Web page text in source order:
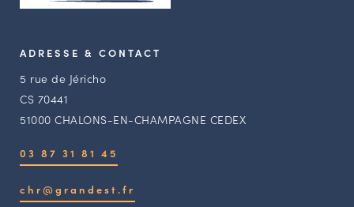
ADRESSE & CONTACT
5 rue de Jéricho
CS 70441
51000 CHALONS-EN-CHAMPAGNE CEDEX
03 87 31 81 45
chr@grandest.fr